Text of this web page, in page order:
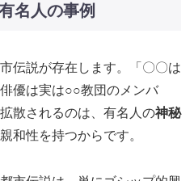
名人の事例
伝説が存在します。「〇〇は
優は実は○○教団のメンバ
散されるのは、有名人の神秘
和性を持つからです。